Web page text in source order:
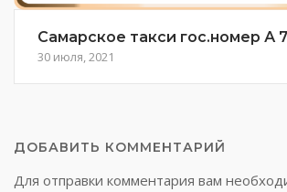
Самарское такси гос.номер А
30 июля, 2021
ДОБАВИТЬ КОММЕНТАРИЙ
Для отправки комментария вам